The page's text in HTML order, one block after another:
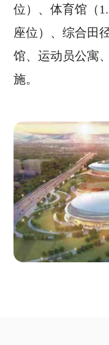
位）、体育馆（
座位）、综合田
馆、运动员公寓
施。